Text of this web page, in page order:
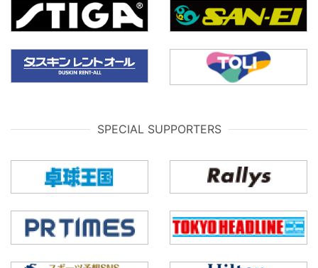
SPECIAL SUPPORTERS